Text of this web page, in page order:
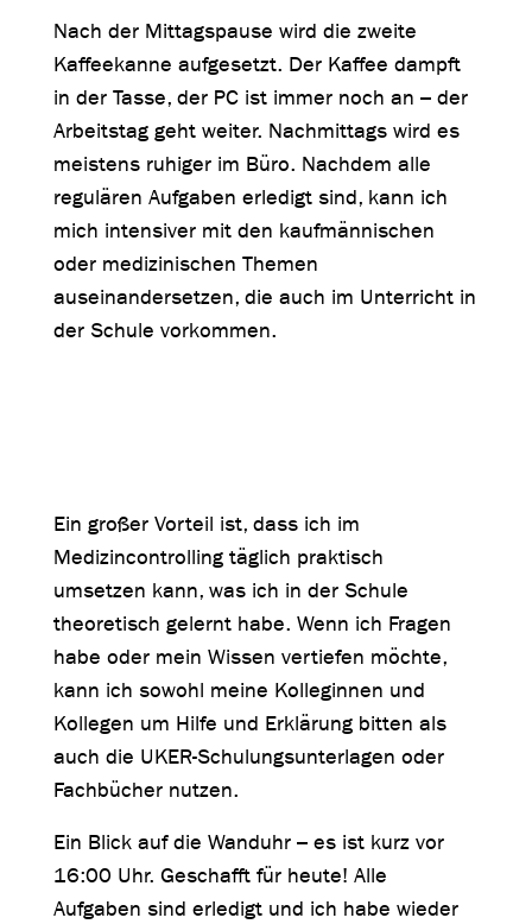
Nach der Mittagspause wird die zweite
Kaffeekanne aufgesetzt. Der Kaffee dampft
in der Tasse, der PC ist immer noch an – der
Arbeitstag geht weiter. Nachmittags wird es
meistens ruhiger im Büro. Nachdem alle
regulären Aufgaben erledigt sind, kann ich
mich intensiver mit den kaufmännischen
oder medizinischen Themen
auseinandersetzen, die auch im Unterricht in
der Schule vorkommen.
Ein großer Vorteil ist, dass ich im
Medizincontrolling täglich praktisch
umsetzen kann, was ich in der Schule
theoretisch gelernt habe. Wenn ich Fragen
habe oder mein Wissen vertiefen möchte,
kann ich sowohl meine Kolleginnen und
Kollegen um Hilfe und Erklärung bitten als
auch die UKER-Schulungsunterlagen oder
Fachbücher nutzen.
Ein Blick auf die Wanduhr – es ist kurz vor
16:00 Uhr. Geschafft für heute! Alle
Aufgaben sind erledigt und ich habe wieder